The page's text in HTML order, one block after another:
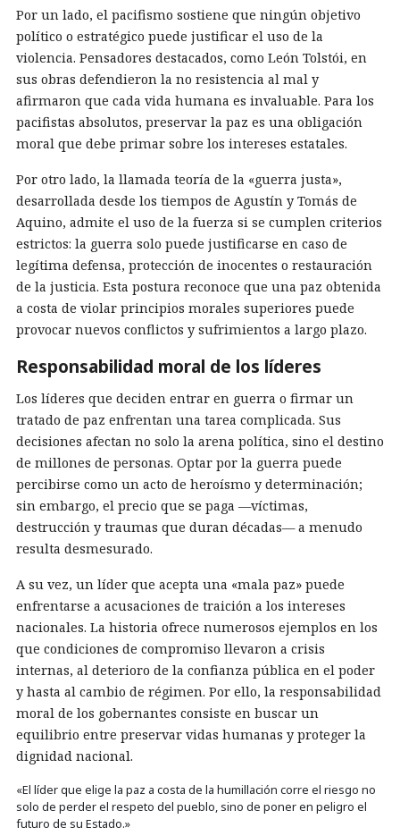
Por un lado, el pacifismo sostiene que ningún objetivo
político o estratégico puede justificar el uso de la
violencia. Pensadores destacados, como León Tolstói, en
sus obras defendieron la no resistencia al mal y
afirmaron que cada vida humana es invaluable. Para los
pacifistas absolutos, preservar la paz es una obligación
moral que debe primar sobre los intereses estatales.
Por otro lado, la llamada teoría de la «guerra justa»,
desarrollada desde los tiempos de Agustín y Tomás de
Aquino, admite el uso de la fuerza si se cumplen criterios
estrictos: la guerra solo puede justificarse en caso de
legítima defensa, protección de inocentes o restauración
de la justicia. Esta postura reconoce que una paz obtenida
a costa de violar principios morales superiores puede
provocar nuevos conflictos y sufrimientos a largo plazo.
Responsabilidad moral de los líderes
Los líderes que deciden entrar en guerra o firmar un
tratado de paz enfrentan una tarea complicada. Sus
decisiones afectan no solo la arena política, sino el destino
de millones de personas. Optar por la guerra puede
percibirse como un acto de heroísmo y determinación;
sin embargo, el precio que se paga —víctimas,
destrucción y traumas que duran décadas— a menudo
resulta desmesurado.
A su vez, un líder que acepta una «mala paz» puede
enfrentarse a acusaciones de traición a los intereses
nacionales. La historia ofrece numerosos ejemplos en los
que condiciones de compromiso llevaron a crisis
internas, al deterioro de la confianza pública en el poder
y hasta al cambio de régimen. Por ello, la responsabilidad
moral de los gobernantes consiste en buscar un
equilibrio entre preservar vidas humanas y proteger la
dignidad nacional.
«El líder que elige la paz a costa de la humillación corre el riesgo no
solo de perder el respeto del pueblo, sino de poner en peligro el
futuro de su Estado.»